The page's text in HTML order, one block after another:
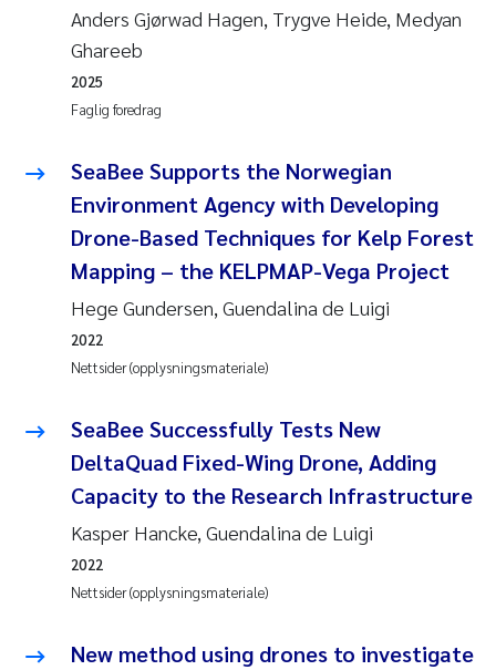
2015
2014
2012
2011
2010
2007
Ellen Johannesen
Paul Ragnar Berg
Sindre Langaas
Øyvind Kaste
Rolf David Vogt
Sandra Stadniczenko Gran
Anette Engesmo
Maximilian Nawrath
Anders Gjørwad Hagen, Trygve Heide, Medyan
Ghareeb
Faglig foredrag
2025
SeaBee Supports the Norwegian
Environment Agency with Developing
Drone-Based Techniques for Kelp Forest
Mapping – the KELPMAP-Vega Project
Hege Gundersen, Guendalina de Luigi
Nettsider (opplysningsmateriale)
2022
SeaBee Successfully Tests New
DeltaQuad Fixed-Wing Drone, Adding
Capacity to the Research Infrastructure
Kasper Hancke, Guendalina de Luigi
Nettsider (opplysningsmateriale)
2022
New method using drones to investigate